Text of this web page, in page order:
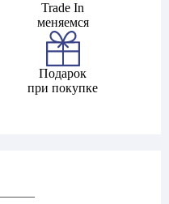
Trade In
меняемся
Подарок
при покупке